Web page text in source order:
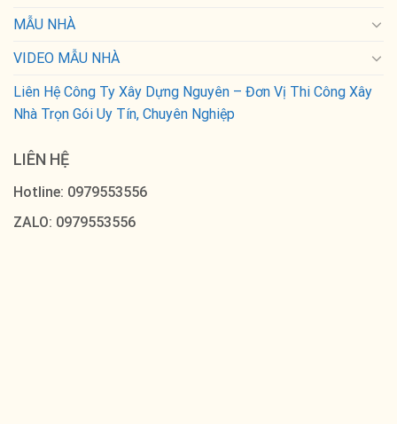
MẪU NHÀ
VIDEO MẪU NHÀ
Liên Hệ Công Ty Xây Dựng Nguyên – Đơn Vị Thi Công Xây
Nhà Trọn Gói Uy Tín, Chuyên Nghiệp
LIÊN HỆ
Hotline: 0979553556
ZALO: 0979553556